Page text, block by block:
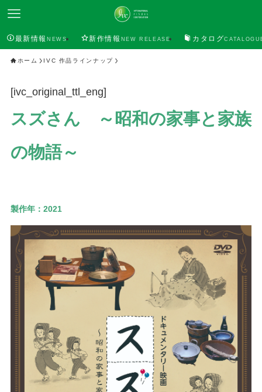
最新情報NEWS 新作情報 NEW RELEASE カタログ
ホーム IVC 作品ラインナップ
[ivc_original_ttl_eng]
スズさん ～昭和の家事と家族
の物語～
製作年： 2021